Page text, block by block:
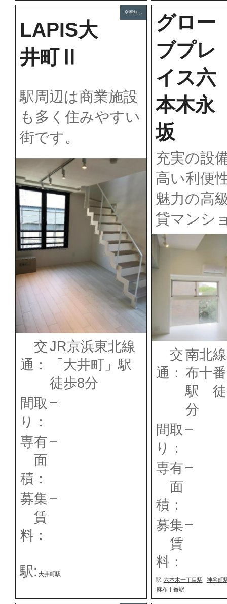
LAPIS大
井町Ⅱ
駅周辺は商業施設
も多く住みやすい
街です。
交
通：
JR京浜東北線
「大井町」駅
徒歩8分
間取
り：
–
専有
面
積：
–
募集
賃
料：
–
駅: 大井町駅
空室無し
グロー
ブプレ
イス六
本木永
坂
充実の設
高い利便
魅力の高
貸マンシ
交
通：
南北
布十
駅 徒
分
間取
り：
–
専有
面
積：
–
募集
賃
料：
–
駅: 六本木一丁目駅
神谷町
麻布十番駅